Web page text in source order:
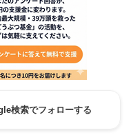
検索でフォローする